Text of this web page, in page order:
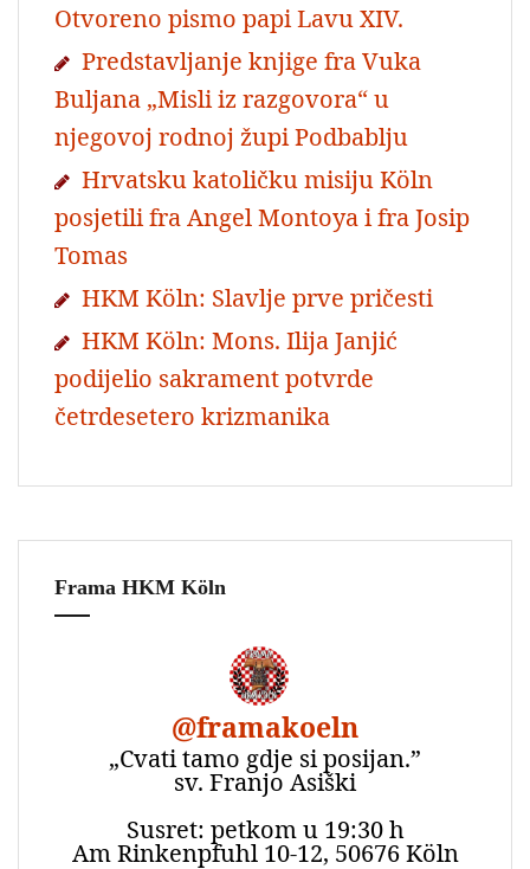
Otvoreno pismo papi Lavu XIV.
Predstavljanje knjige fra Vuka
Buljana „Misli iz razgovora“ u
njegovoj rodnoj župi Podbablju
Hrvatsku katoličku misiju Köln
posjetili fra Angel Montoya i fra Josip
Tomas
HKM Köln: Slavlje prve pričesti
HKM Köln: Mons. Ilija Janjić
podijelio sakrament potvrde
četrdesetero krizmanika
Frama HKM Köln
@framakoeln
„Cvati tamo gdje si posijan.”
sv. Franjo Asiški
Susret: petkom u 19:30 h
Am Rinkenpfuhl 10-12, 50676 Köln